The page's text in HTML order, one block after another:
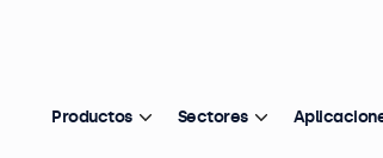
Productos Sectores